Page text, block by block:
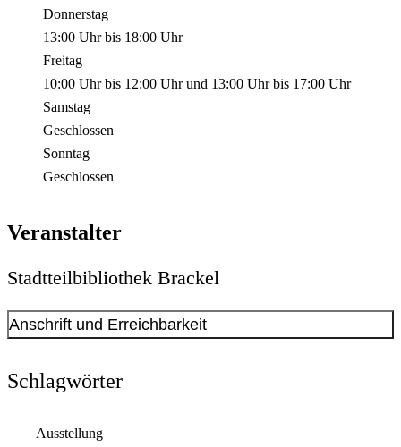
Donnerstag
13:00 Uhrbis 18:00 Uhr
Freitag
10:00 Uhrbis 12:00 Uhrund 13:00 Uhrbis 17:00 Uhr
Samstag
Geschlossen
Sonntag
Geschlossen
Veranstalter
Stadtteilbibliothek Brackel
Anschrift und Erreichbarkeit
Anschrift
Schlagwörter
Ausstellung